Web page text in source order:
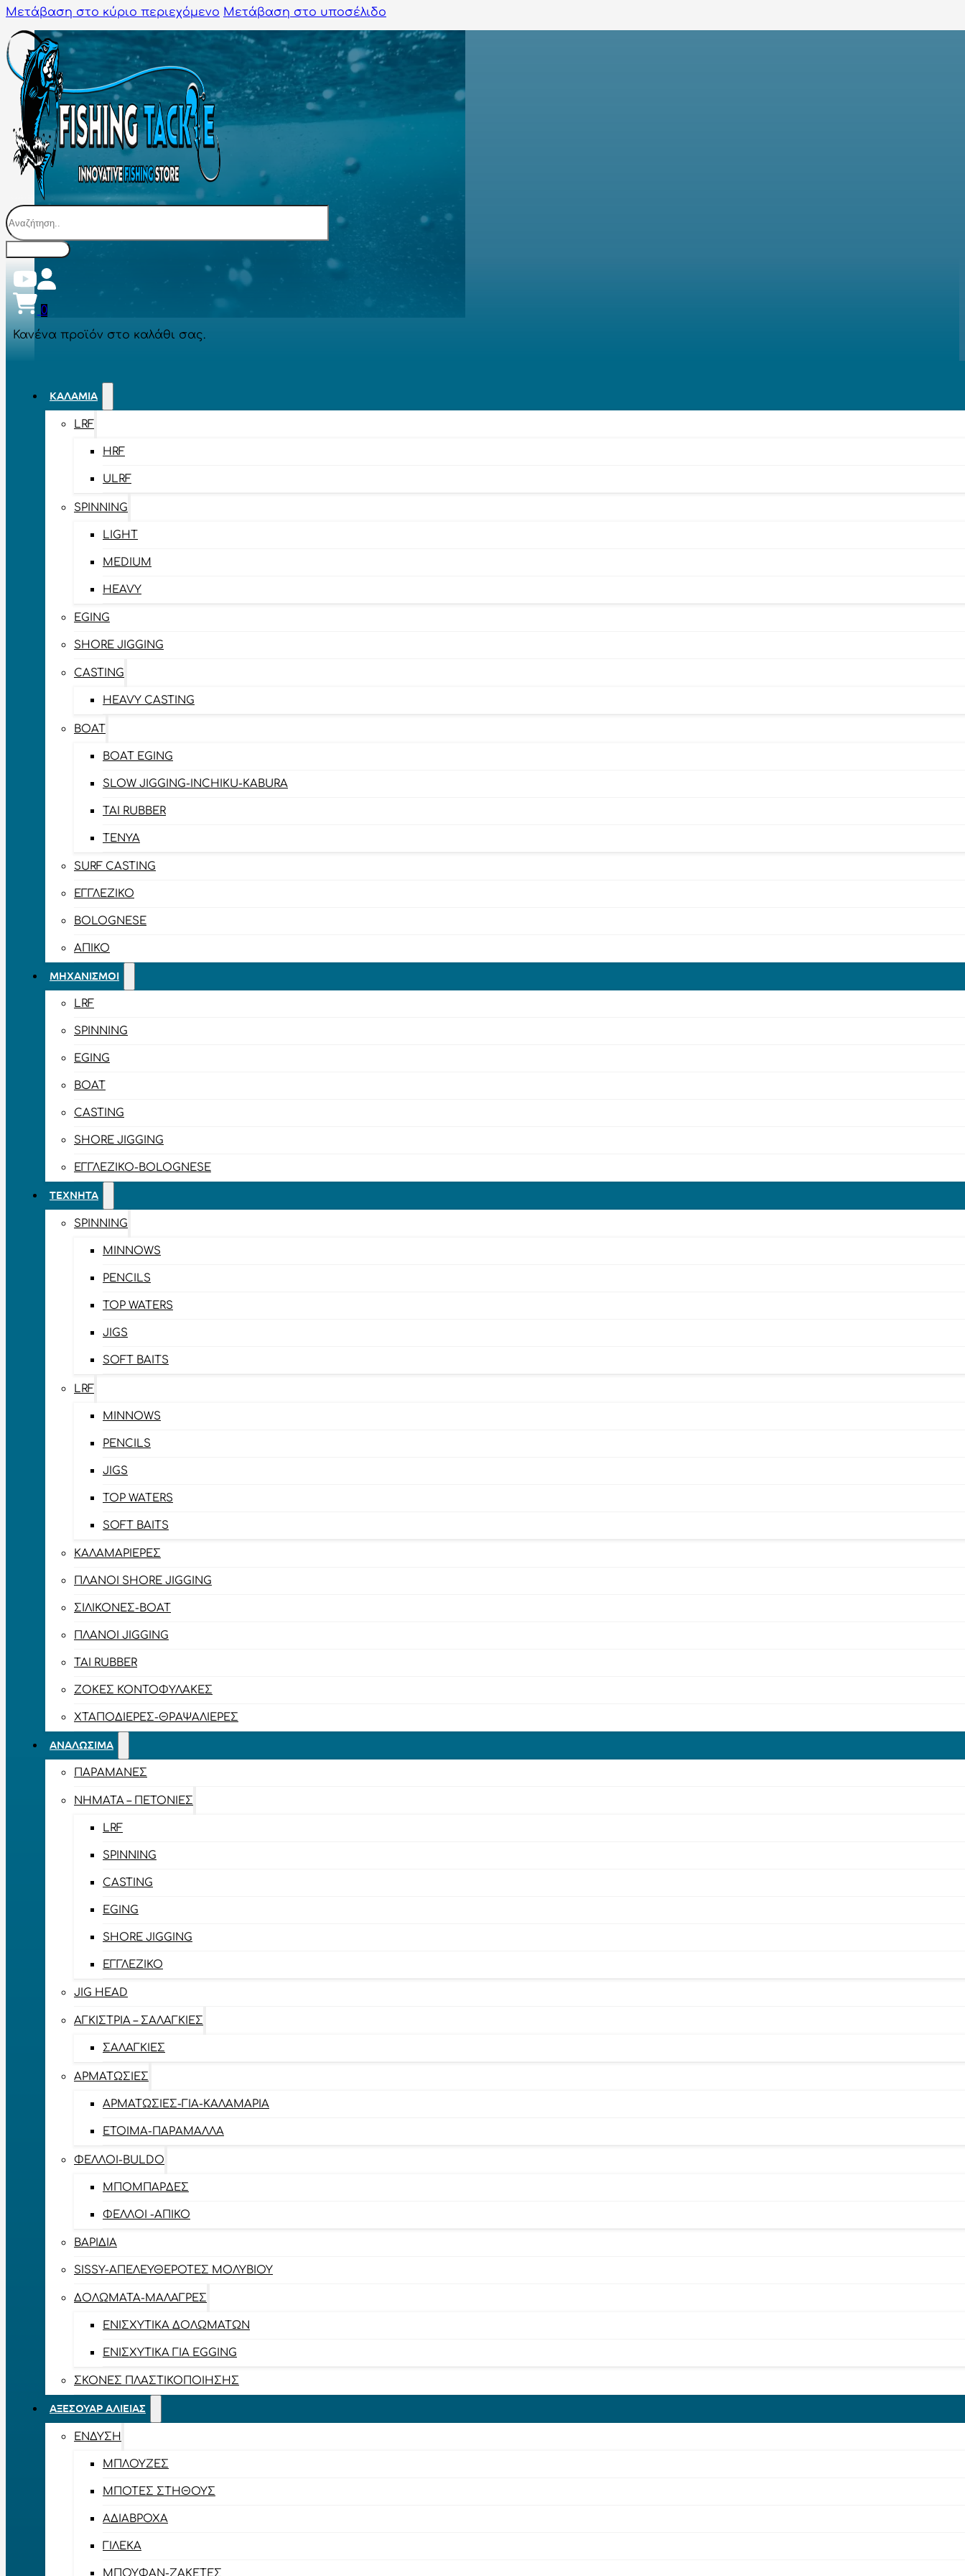
Μετάβαση στο κύριο περιεχόμενο Μετάβαση στο υποσέλιδο
Αναζήτηση
0
Κανένα προϊόν στο καλάθι σας.
ΚΑΛΆΜΙΑ
LRF
HRF
ULRF
SPINNING
LIGHT
MEDIUM
HEAVY
EGING
SHORE JIGGING
CASTING
HEAVY CASTING
BOAT
BOAT EGING
SLOW JIGGING-INCHIKU-KABURA
TAI RUBBER
TENYA
SURF CASTING
ΕΓΓΛΈΖΙΚΟ
BOLOGNESE
ΑΠΊΚΟ
ΜΗΧΑΝΙΣΜΟΊ
LRF
SPINNING
EGING
BOAT
CASTING
SHORE JIGGING
ΕΓΓΛΈΖΙΚΟ-BOLOGNESE
ΤΕΧΝΗΤΆ
SPINNING
MINNOWS
PENCILS
TOP WATERS
JIGS
SOFT BAITS
LRF
MINNOWS
PENCILS
JIGS
TOP WATERS
SOFT BAITS
ΚΑΛΑΜΑΡΙΈΡΕΣ
ΠΛΆΝΟΙ SHORE JIGGING
ΣΙΛΙΚΌΝΕΣ-BOAT
ΠΛΆΝΟΙ JIGGING
TAI RUBBER
ΖΌΚΕΣ ΚΟΝΤΟΦΎΛΑΚΕΣ
ΧΤΑΠΟΔΙΈΡΕΣ-ΘΡΑΨΑΛΙΈΡΕΣ
ΑΝΑΛΏΣΙΜΑ
ΠΑΡΑΜΆΝΕΣ
ΝΉΜΑΤΑ – ΠΕΤΟΝΙΈΣ
LRF
SPINNING
CASTING
EGING
SHORE JIGGING
ΕΓΓΛΈΖΙΚΟ
JIG HEAD
ΑΓΚΊΣΤΡΙΑ – ΣΑΛΑΓΚΙΈΣ
ΣΑΛΑΓΚΙΈΣ
ΑΡΜΑΤΩΣΙΈΣ
ΑΡΜΑΤΩΣΙΈΣ-ΓΙΑ-ΚΑΛΑΜΆΡΙΑ
ΈΤΟΙΜΑ-ΠΑΡΆΜΑΛΛΑ
ΦΕΛΛΟΊ-BULDO
ΜΠΟΜΠΆΡΔΕΣ
ΦΕΛΛΟΊ -ΑΠΊΚΟ
ΒΑΡΊΔΙΑ
SISSY-ΑΠΕΛΕΥΘΕΡΟΤΈΣ ΜΟΛΥΒΙΟΎ
ΔΟΛΏΜΑΤΑ-ΜΑΛΆΓΡΕΣ
ΕΝΙΣΧΥΤΙΚΆ ΔΟΛΩΜΆΤΩΝ
ΕΝΙΣΧΥΤΙΚΆ ΓΙΑ EGGING
ΣΚΌΝΕΣ ΠΛΑΣΤΙΚΟΠΟΊΗΣΗΣ
ΑΞΕΣΟΥΆΡ ΑΛΙΕΊΑΣ
ΈΝΔΥΣΗ
ΜΠΛΟΎΖΕΣ
ΜΠΌΤΕΣ ΣΤΉΘΟΥΣ
ΑΔΙΆΒΡΟΧΑ
ΓΙΛΈΚΑ
ΜΠΟΥΦΆΝ-ΖΑΚΈΤΕΣ